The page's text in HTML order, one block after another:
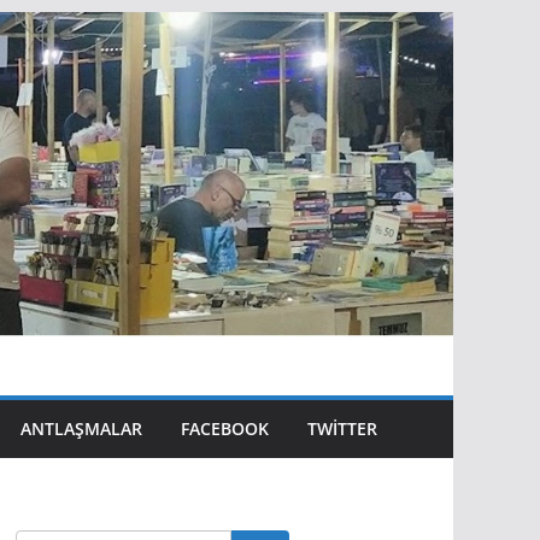
ANTLAŞMALAR FACEBOOK TWITTER